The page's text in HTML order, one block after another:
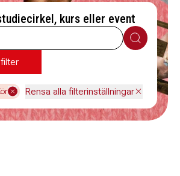
kurs eller event
Sök
Rensa alla filterinställningar